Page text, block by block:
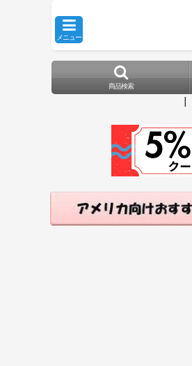
メニュー
商品検索